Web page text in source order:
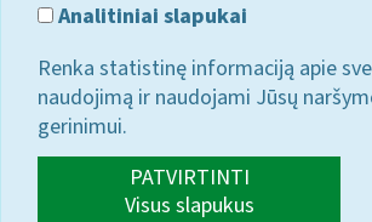
Analitiniai slapukai
Renka statistinę informaciją apie
naudojimą ir naudojami Jūsų
gerinimui.
PATVIRTINTI
Visus slapukus